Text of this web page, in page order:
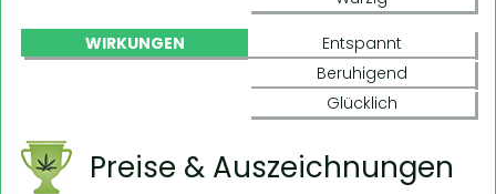
WIRKUNGEN
Entspannt
Beruhigend
Glücklich
Preise & Auszeichnungen